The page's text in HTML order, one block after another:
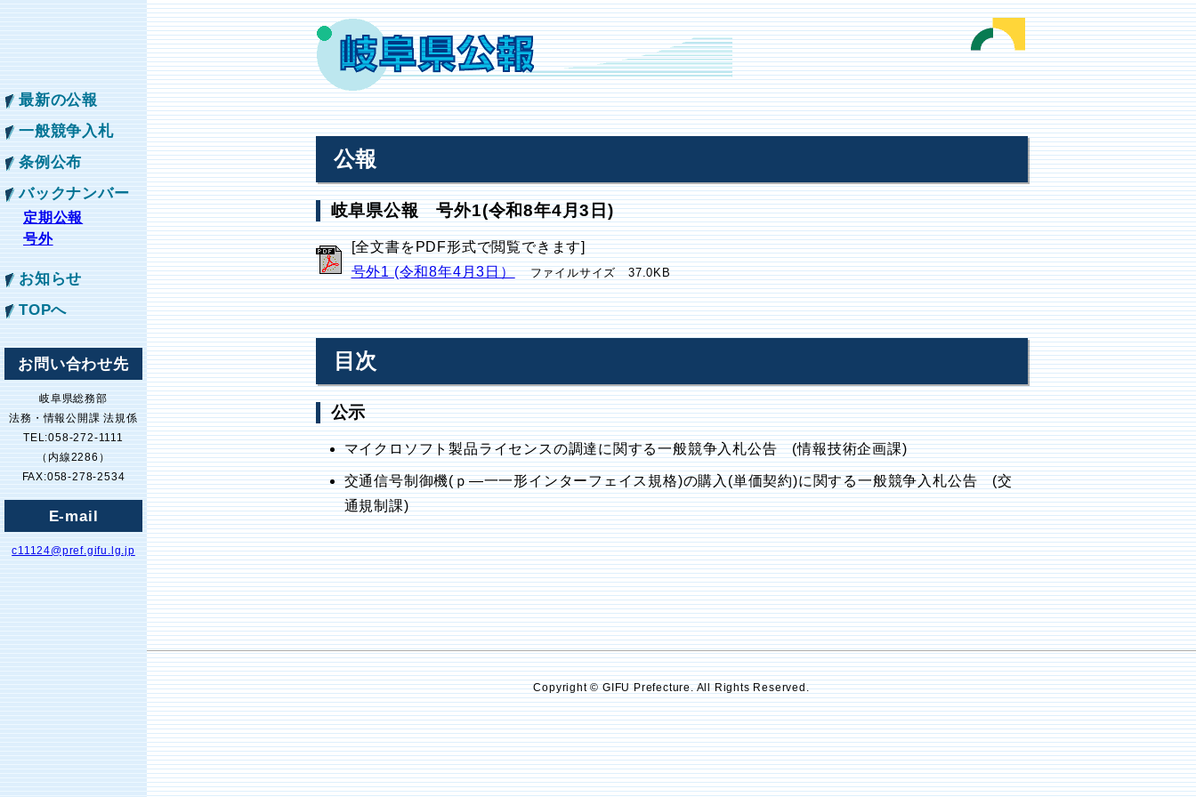
最新の公報
一般競争入札
条例公布
バックナンバー
定期公報
号外
お知らせ
TOPへ
お問い合わせ先
岐阜県総務部
法務・情報公開課 法規係
TEL:058-272-1111
（内線2286）
FAX:058-278-2534
E-mail
c11124@pref.gifu.lg.jp
公報
岐阜県公報 号外1(令和8年4月3日)
[全文書をPDF形式で閲覧できます]
号外1 (令和8年4月3日）
ファイルサイズ 37.0KB
目次
公示
マイクロソフト製品ライセンスの調達に関する一般競争入札公告 (情報技術企画課)
交通信号制御機(ｐ―一一形インターフェイス規格)の購入(単価契約)に関する一般競争入札公告 (交
通規制課)
Copyright © GIFU Prefecture. All Rights Reserved.